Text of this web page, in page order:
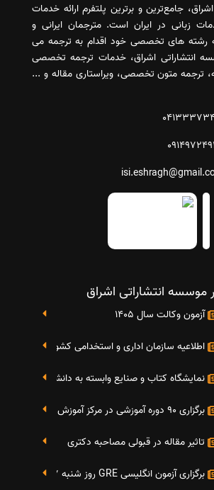
جامع‌ترین و برترین پلتفرم ارائه خدمات
زبانی در ایران است. مترجمان ایرانی و
رشته های تخصصی خود اقدام به ترجمه می
انتشاراتی اشراق، خدمات ترجمه تخصصی
ترجمه متون تخصصی، ویراستاری مقاله و ...
موسسه انتشاراتی اشراق
آزمون وکالت سال 1405
اطلاعیه سازمان اداری و استخدامی کشور در خصوص
نمایشگاه کتاب و صنایع وابسته به دانشگاه صنعتی شریف 4 الی 8 مهر
برگزاری 90 دوره آموزشی در مرکز آموزش فرهنگی دانشگاه علامه
تاثیر مقاله در قبولی مصاحبه دکتری
برگزاری آزمون انگلیسی GRE روز شنبه 27 شهریور(مقارن با 17 سپتامبر 2016)